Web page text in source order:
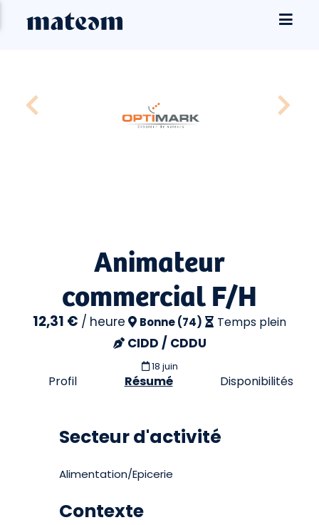
Animateur
commercial F/H
12,31 € / heure Bonne (74) Temps plein
CIDD / CDDU
18 juin
Profil Résumé Disponibilités
Secteur d'activité
Alimentation/Epicerie
Contexte